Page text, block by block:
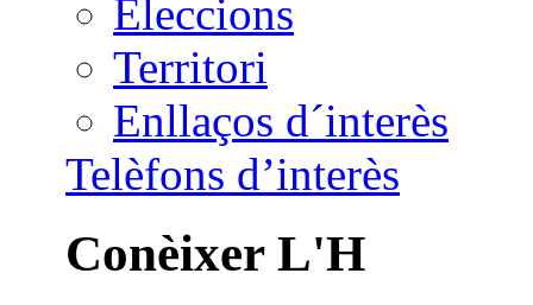
Eleccions
Territori
Enllaços d´interès
Telèfons d’interès
Conèixer L'H